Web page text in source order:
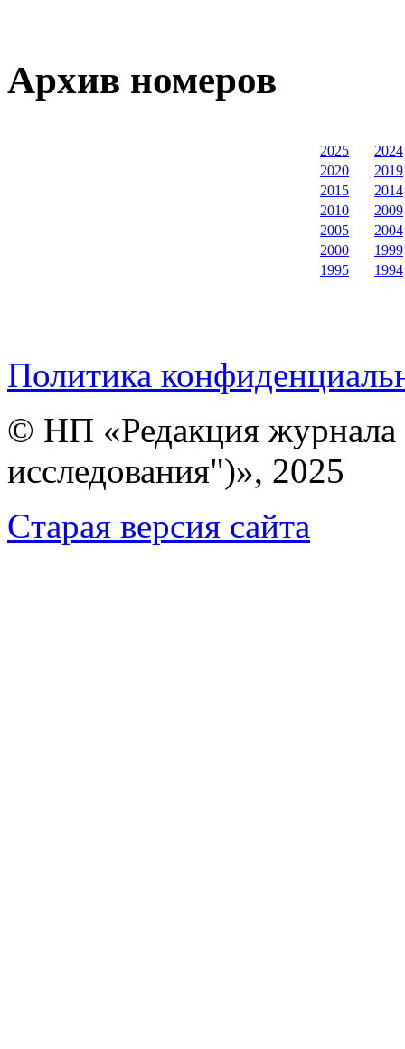
Архив номеров
2025
2024
2020
2019
2015
2014
2010
2009
2005
2004
2000
1999
1995
1994
Политика
© НП «Редакция
исследования")», 2025
Cтарая версия сайта